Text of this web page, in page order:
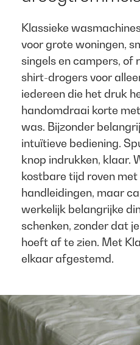
Klassieke
voor grote woningen,
singels en campers, of
shirt-drogers voor
iedereen die het druk
handomdraai korte
was. Bijzonder
intuïtieve bediening.
knop indrukken, klaar.
kostbare tijd roven
handleidingen, maar
werkelijk belangrijke
schenken, zonder dat
hoeft af te zien. Met
elkaar afgestemd.